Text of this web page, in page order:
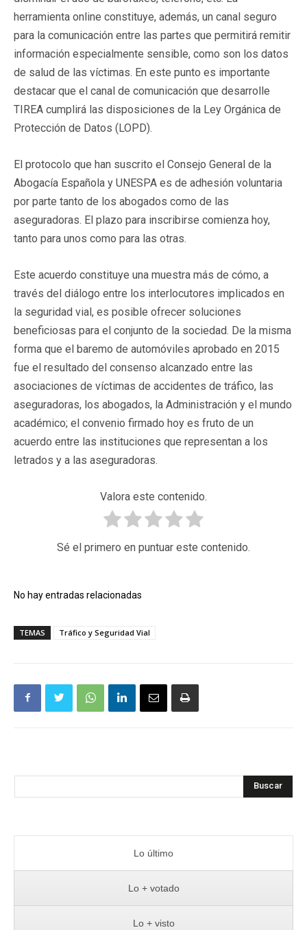
herramienta online constituye, además, un canal seguro
para la comunicación entre las partes que permitirá remitir
información especialmente sensible, como son los datos
de salud de las víctimas. En este punto es importante
destacar que el canal de comunicación que desarrolle
TIREA cumplirá las disposiciones de la Ley Orgánica de
Protección de Datos (LOPD).
El protocolo que han suscrito el Consejo General de la
Abogacía Española y UNESPA es de adhesión voluntaria
por parte tanto de los abogados como de las
aseguradoras. El plazo para inscribirse comienza hoy,
tanto para unos como para las otras.
Este acuerdo constituye una muestra más de cómo, a
través del diálogo entre los interlocutores implicados en
la seguridad vial, es posible ofrecer soluciones
beneficiosas para el conjunto de la sociedad. De la misma
forma que el baremo de automóviles aprobado en 2015
fue el resultado del consenso alcanzado entre las
asociaciones de víctimas de accidentes de tráfico, las
aseguradoras, los abogados, la Administración y el mundo
académico; el convenio firmado hoy es fruto de un
acuerdo entre las instituciones que representan a los
letrados y a las aseguradoras.
Valora este contenido.
Sé el primero en puntuar este contenido.
No hay entradas relacionadas
TEMAS Tráfico y Seguridad Vial
Buscar
Lo último
Lo + votado
Lo + visto